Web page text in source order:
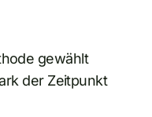
gewählt
der Zeitpunkt